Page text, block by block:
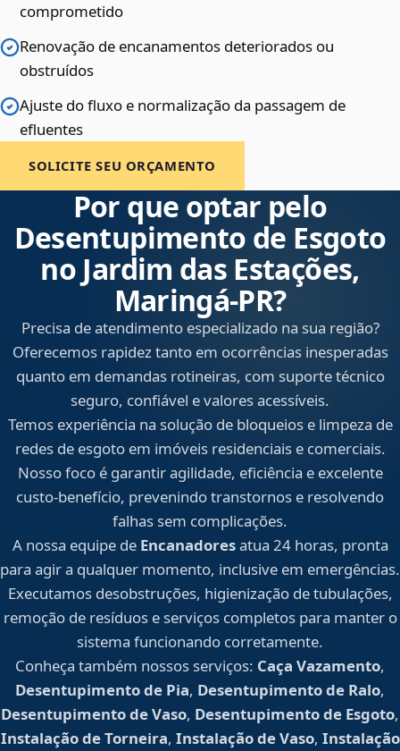
comprometido
Renovação de encanamentos deteriorados ou
obstruídos
Ajuste do fluxo e normalização da passagem de
efluentes
SOLICITE SEU ORÇAMENTO
Por que optar pelo
Desentupimento de Esgoto
no Jardim das Estações,
Maringá‑PR?
Precisa de atendimento especializado na sua região?
Oferecemos rapidez tanto em ocorrências inesperadas
quanto em demandas rotineiras, com suporte técnico
seguro, confiável e valores acessíveis.
Temos experiência na solução de bloqueios e limpeza de
redes de esgoto em imóveis residenciais e comerciais.
Nosso foco é garantir agilidade, eficiência e excelente
custo-benefício, prevenindo transtornos e resolvendo
falhas sem complicações.
A nossa equipe de Encanadoresatua 24 horas, pronta
para agir a qualquer momento, inclusive em emergências.
Executamos desobstruções, higienização de tubulações,
remoção de resíduos e serviços completos para manter o
sistema funcionando corretamente.
Conheça também nossos serviços: Caça Vazamento,
Desentupimento de Pia, Desentupimento de Ralo,
Desentupimento de Vaso, Desentupimento de Esgoto,
Instalação de Torneira, Instalação de Vaso, Instalação